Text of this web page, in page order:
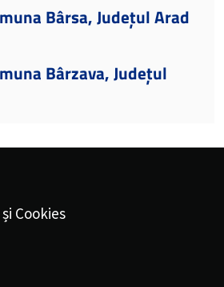
Bârsa, Județul Arad
Bârzava, Județul
Cookies